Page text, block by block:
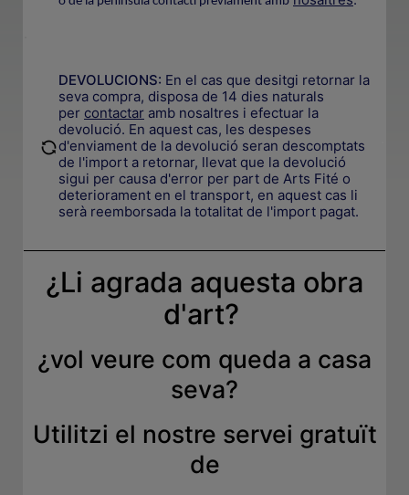
DEVOLUCIONS: En el cas que desitgi retornar la
seva compra, disposa de 14 dies naturals
per contactar amb nosaltres i efectuar la
devolució. En aquest cas, les despeses
d'enviament de la devolució seran descomptats
de l'import a retornar, llevat que la devolució
sigui per causa d'error per part de Arts Fité o
deteriorament en el transport, en aquest cas li
serà reemborsada la totalitat de l'import pagat.
¿Li agrada aquesta obra
d'art?
¿vol veure com queda a casa
seva?
Utilitzi el nostre servei gratuït
de